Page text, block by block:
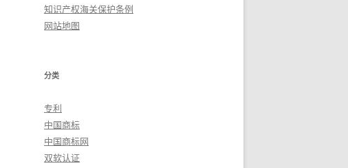
知识产权海关保护条例
网站地图
分类
专利
中国商标
中国商标网
双软认证